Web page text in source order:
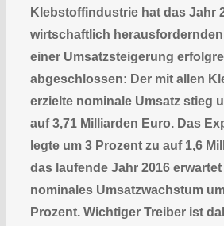
Klebstoffindustrie hat das Jahr
wirtschaftlich
einer Umsatzsteigerung
abgeschlossen: Der mit allen
erzielte nominale Umsatz stieg
auf 3,71 Milliarden Euro. Das
legte um 3 Prozent zu auf 1,6
das laufende Jahr 2016
nominales Umsatzwachstum
Prozent. Wichtiger Treiber ist